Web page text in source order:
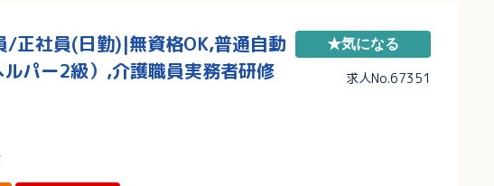
正社員(日勤)|無資格OK,普通自動
パー2級）,介護職員実務者研修
★気になる
求人No.67351